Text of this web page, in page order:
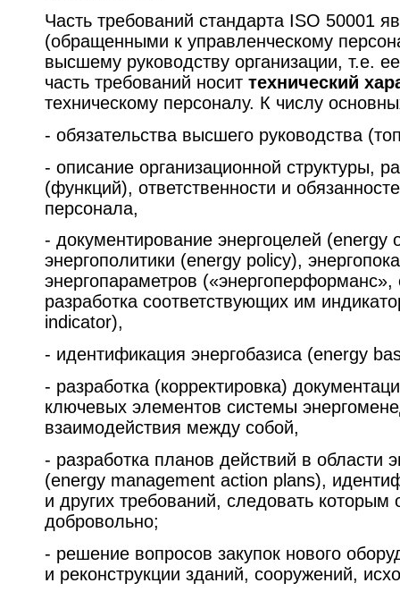
Часть требований стандарта ISO 50001
(обращенными к управленческому
высшему руководству организации, т.е.
часть требований носит технический
техническому персоналу. К числу
- обязательства высшего руководства
- описание организационной структуры,
(функций), ответственности и
персонала,
- документирование энергоцелей (energy
энергополитики (energy policy),
энергопараметров
разработка соответствующих им
indicator),
- идентификация энергобазиса (energy
- разработка (корректировка)
ключевых элементов системы
взаимодействия между собой,
- разработка планов действий в области
(energy management action plans),
и других требований, следовать которым
добровольно;
- решение вопросов закупок нового
и реконструкции зданий, сооружений,